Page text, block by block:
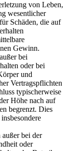
von Leben,
wesentlicher
Schäden, die auf
Gewinn.
bei
oder bei
und
Vertragspflichten
typischerweise
Höhe nach auf
begrenzt. Dies
bei der
oder